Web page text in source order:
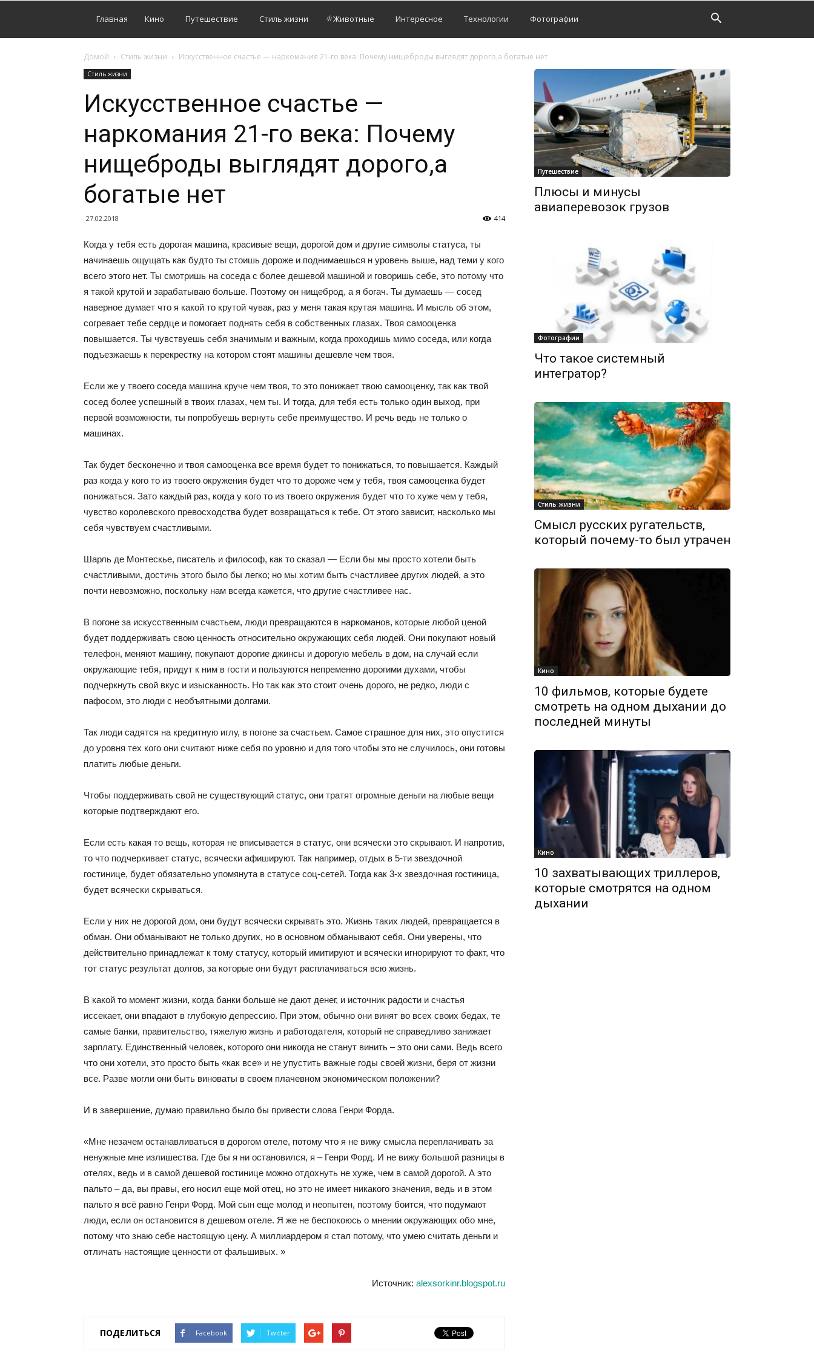
Главная Кино Путешествие Стиль жизни Животные Интересное Технологии Фотографии
Домой Стиль жизни Искусственное счастье — наркомания 21-го века: Почему нищеброды выглядят дорого,а богатые нет
Стиль жизни
Искусственное счастье —
наркомания 21-го века: Почему
нищеброды выглядят дорого,а
богатые нет
27.02.2018 414
Когда у тебя есть дорогая машина, красивые вещи, дорогой дом и другие символы статуса, ты
начинаешь ощущать как будто ты стоишь дороже и поднимаешься н уровень выше, над теми у кого
всего этого нет. Ты смотришь на соседа с более дешевой машиной и говоришь себе, это потому что
я такой крутой и зарабатываю больше. Поэтому он нищеброд, а я богач. Ты думаешь — сосед
наверное думает что я какой то крутой чувак, раз у меня такая крутая машина. И мысль об этом,
согревает тебе сердце и помогает поднять себя в собственных глазах. Твоя самооценка
повышается. Ты чувствуешь себя значимым и важным, когда проходишь мимо соседа, или когда
подъезжаешь к перекрестку на котором стоят машины дешевле чем твоя.
Если же у твоего соседа машина круче чем твоя, то это понижает твою самооценку, так как твой
сосед более успешный в твоих глазах, чем ты. И тогда, для тебя есть только один выход, при
первой возможности, ты попробуешь вернуть себе преимущество. И речь ведь не только о
машинах.
Так будет бесконечно и твоя самооценка все время будет то понижаться, то повышается. Каждый
раз когда у кого то из твоего окружения будет что то дороже чем у тебя, твоя самооценка будет
понижаться. Зато каждый раз, когда у кого то из твоего окружения будет что то хуже чем у тебя,
чувство королевского превосходства будет возвращаться к тебе. От этого зависит, насколько мы
себя чувствуем счастливыми.
Шарль де Монтескье, писатель и философ, как то сказал — Если бы мы просто хотели быть
счастливыми, достичь этого было бы легко; но мы хотим быть счастливее других людей, а это
почти невозможно, поскольку нам всегда кажется, что другие счастливее нас.
В погоне за искусственным счастьем, люди превращаются в наркоманов, которые любой ценой
будет поддерживать свою ценность относительно окружающих себя людей. Они покупают новый
телефон, меняют машину, покупают дорогие джинсы и дорогую мебель в дом, на случай если
окружающие тебя, придут к ним в гости и пользуются непременно дорогими духами, чтобы
подчеркнуть свой вкус и изысканность. Но так как это стоит очень дорого, не редко, люди с
пафосом, это люди с необъятными долгами.
Так люди садятся на кредитную иглу, в погоне за счастьем. Самое страшное для них, это опустится
до уровня тех кого они считают ниже себя по уровню и для того чтобы это не случилось, они готовы
платить любые деньги.
Чтобы поддерживать свой не существующий статус, они тратят огромные деньги на любые вещи
которые подтверждают его.
Если есть какая то вещь, которая не вписывается в статус, они всячески это скрывают. И напротив,
то что подчеркивает статус, всячески афишируют. Так например, отдых в 5-ти звездочной
гостинице, будет обязательно упомянута в статусе соц-сетей. Тогда как 3-х звездочная гостиница,
будет всячески скрываться.
Если у них не дорогой дом, они будут всячески скрывать это. Жизнь таких людей, превращается в
обман. Они обманывают не только других, но в основном обманывают себя. Они уверены, что
действительно принадлежат к тому статусу, который имитируют и всячески игнорируют то факт, что
тот статус результат долгов, за которые они будут расплачиваться всю жизнь.
В какой то момент жизни, когда банки больше не дают денег, и источник радости и счастья
иссекает, они впадают в глубокую депрессию. При этом, обычно они винят во всех своих бедах, те
самые банки, правительство, тяжелую жизнь и работодателя, который не справедливо занижает
зарплату. Единственный человек, которого они никогда не станут винить – это они сами. Ведь всего
что они хотели, это просто быть «как все» и не упустить важные годы своей жизни, беря от жизни
все. Разве могли они быть виноваты в своем плачевном экономическом положении?
И в завершение, думаю правильно было бы привести слова Генри Форда.
«Мне незачем останавливаться в дорогом отеле, потому что я не вижу смысла переплачивать за
ненужные мне излишества. Где бы я ни остановился, я – Генри Форд. И не вижу большой разницы в
отелях, ведь и в самой дешевой гостинице можно отдохнуть не хуже, чем в самой дорогой. А это
пальто – да, вы правы, его носил еще мой отец, но это не имеет никакого значения, ведь и в этом
пальто я всё равно Генри Форд. Мой сын еще молод и неопытен, поэтому боится, что подумают
люди, если он остановится в дешевом отеле. Я же не беспокоюсь о мнении окружающих обо мне,
потому что знаю себе настоящую цену. А миллиардером я стал потому, что умею считать деньги и
отличать настоящие ценности от фальшивых. »
Источник: alexsorkinr.blogspot.ru
ПОДЕЛИТЬСЯ Facebook Twitter
Путешествие
Плюсы и минусы
авиаперевозок грузов
Фотографии
Что такое системный
интегратор?
Стиль жизни
Смысл русских ругательств,
который почему-то был утрачен
Кино
10 фильмов, которые будете
смотреть на одном дыхании до
последней минуты
Кино
10 захватывающих триллеров,
которые смотрятся на одном
дыхании